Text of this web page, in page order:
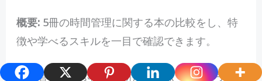
概要:5冊の時間管理に関する本の比較をし、特
徴や学べるスキルを一目で確認できます。
時間管理を学ぶための新たな視点：未来を手に